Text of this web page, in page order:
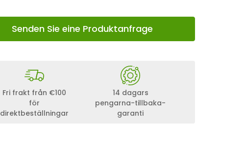
Senden Sie eine Produktanfrage
Fri frakt från €100
för
direktbeställningar
14 dagars
pengarna-tillbaka-
garanti